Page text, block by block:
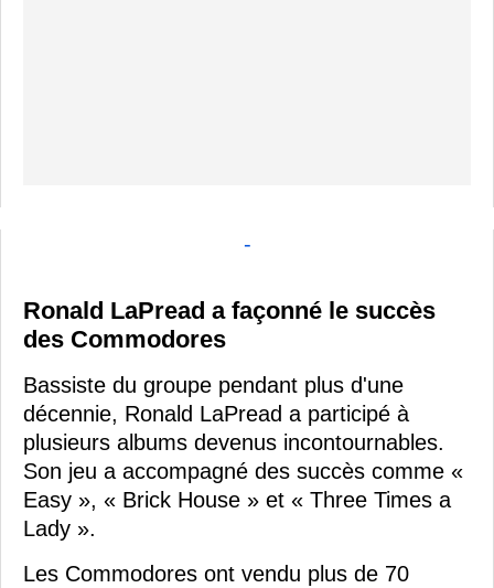
-
Ronald LaPread a façonné le succès
des Commodores
Bassiste du groupe pendant plus d'une
décennie, Ronald LaPread a participé à
plusieurs albums devenus incontournables.
Son jeu a accompagné des succès comme «
Easy », « Brick House » et « Three Times a
Lady ».
Les Commodores ont vendu plus de 70